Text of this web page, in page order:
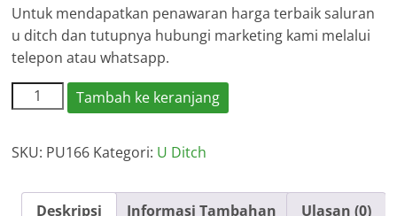
Untuk mendapatkan penawaran harga terbaik saluran
u ditch dan tutupnya hubungi marketing kami melalui
telepon atau whatsapp.
Kuantitas
Harga
Ditch
2026
Tambah ke keranjang
SKU: PU166 Kategori: U Ditch
Deskripsi Informasi Tambahan Ulasan (0)